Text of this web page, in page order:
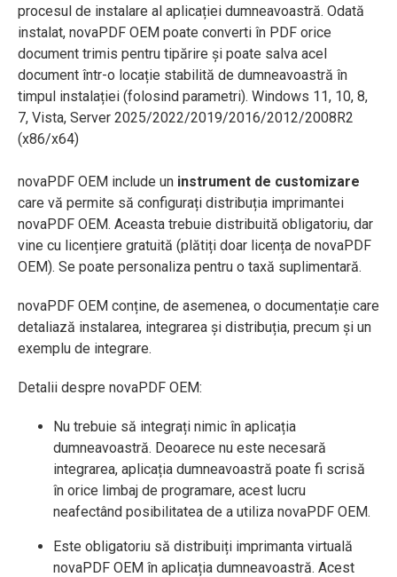
procesul de instalare al aplicației dumneavoastră. Odată
instalat, novaPDF OEM poate converti în PDF orice
document trimis pentru tipărire și poate salva acel
document într-o locație stabilită de dumneavoastră în
timpul instalației (folosind parametri). Windows 11, 10, 8,
7, Vista, Server 2025/2022/2019/2016/2012/2008R2
(x86/x64)
novaPDF OEM include un instrument de customizare
care vă permite să configurați distribuția imprimantei
novaPDF OEM. Aceasta trebuie distribuită obligatoriu, dar
vine cu licențiere gratuită (plătiți doar licența de novaPDF
OEM). Se poate personaliza pentru o taxă suplimentară.
novaPDF OEM conține, de asemenea, o documentație care
detaliază instalarea, integrarea și distribuția, precum și un
exemplu de integrare.
Detalii despre novaPDF OEM:
Nu trebuie să integrați nimic în aplicația
dumneavoastră. Deoarece nu este necesară
integrarea, aplicația dumneavoastră poate fi scrisă
în orice limbaj de programare, acest lucru
neafectând posibilitatea de a utiliza novaPDF OEM.
Este obligatoriu să distribuiți imprimanta virtuală
novaPDF OEM în aplicația dumneavoastră. Acest